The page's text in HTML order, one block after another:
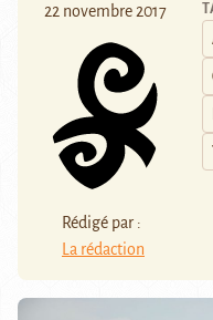
22 novembre 2017
Rédigé par :
La rédaction